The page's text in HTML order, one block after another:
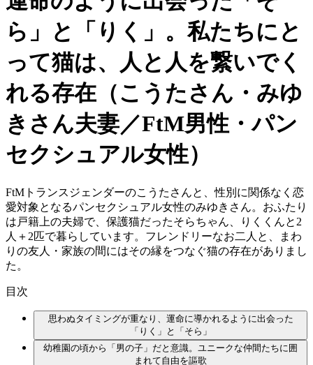
ら」と「りく」。私たちにと
って猫は、人と人を繋いでく
れる存在（こうたさん・みゆ
きさん夫妻／FtM男性・パン
セクシュアル女性）
FtMトランスジェンダーのこうたさんと、性別に関係なく恋
愛対象となるパンセクシュアル女性のみゆきさん。おふたり
は戸籍上の夫婦で、保護猫だったそらちゃん、りくくんと2
人＋2匹で暮らしています。フレンドリーなお二人と、まわ
りの友人・家族の間にはその縁をつなぐ猫の存在がありまし
た。
目次
思わぬタイミングが重なり、運命に導かれるように出会った
「りく」と「そら」
幼稚園の頃から「男の子」だと意識。ユニークな仲間たちに囲
まれて自由を謳歌